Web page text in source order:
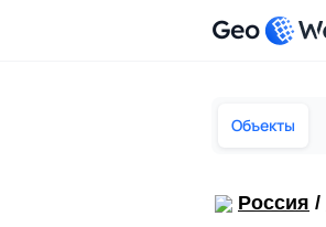
Geo
Объекты
Россия /